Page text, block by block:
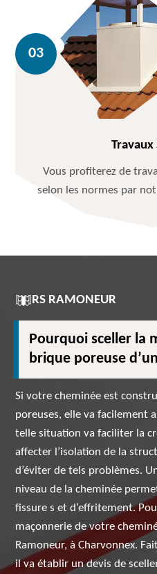
Travaux
Vous profiterez de
selon les normes par
RS RAMONEUR
Pourquoi sceller la
brique poreuse
Si votre cheminée est
poreuses, elle va facilement
telle situation va faciliter la
affecter l’isolation de la
d’éviter de tels problèmes.
niveau de la cheminée
fissure s et d’effritement.
maçonnerie de votre
Ramoneur, à Charvonnex.
il va établir un devis de